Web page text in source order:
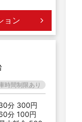
ョン
時間制限あり
分 300円
分 100円